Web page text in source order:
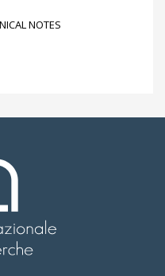
NOTES